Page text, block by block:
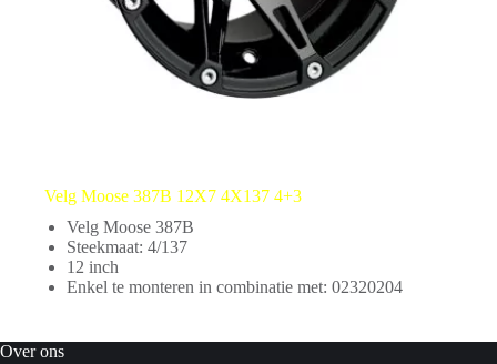
Velg Moose 387B 12X7 4X137 4+3
Velg Moose 387B
Steekmaat: 4/137
12 inch
Enkel te monteren in combinatie met: 02320204
Over ons